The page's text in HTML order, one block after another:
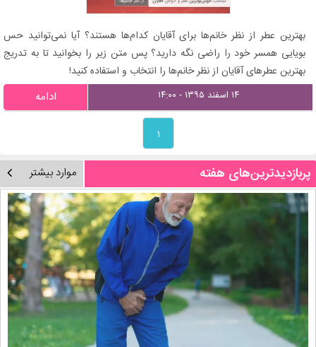
بهترین عطر از نظر خانم‌ها برای آقایان کدام‌ها هستند؟ آیا نمی‌توانید حس
بویایی همسر خود را راضی نگه دارید؟ پس متن زیر را بخوانید تا به تدریج
بهترین عطرهای آقایان از نظر خانم‌ها را انتخاب و استفاده کنید!
۱۴ اسفند ۱۳۹۵ - ۱۴:۰۰ ادامه
۱
پربازدیدترین‌های هفته موارد بیشتر